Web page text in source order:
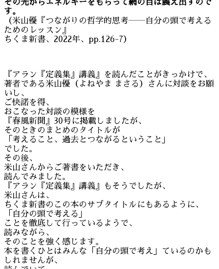
その光からエネルギーをもらって網の目は震え出すので
す。
（米山優『つながりの哲学的思考――自分の頭で考える
ためのレッスン』
ちくま新書、2022年、pp.126-7）
『アラン『定義集』講義』を読んだことがきっかけで、
著者である米山優（よねやま まさる）さんに対談をお願
いし、
ご快諾を得、
おこなった対談の模様を
『春風新聞』30号に掲載しましたが、
そのときのまとめのタイトルが
「考えること、過去とつながるということ」
でした。
その後、
米山さんからご著書をいただき、
読んでみました。
『アラン『定義集』講義』もそうでしたが、
米山さんは、
ちくま新書のこの本のサブタイトルにもあるように、
「自分の頭で考える」
ことを徹底して行っているようで、
読みながら、
そのことを強く感じます。
本を書くひとはみんな「自分の頭で考え」ているのかも
しれませんが、